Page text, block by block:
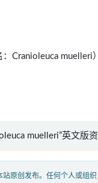
Cranioleuca
muelleri”英文版
原创发布。任何个人或组